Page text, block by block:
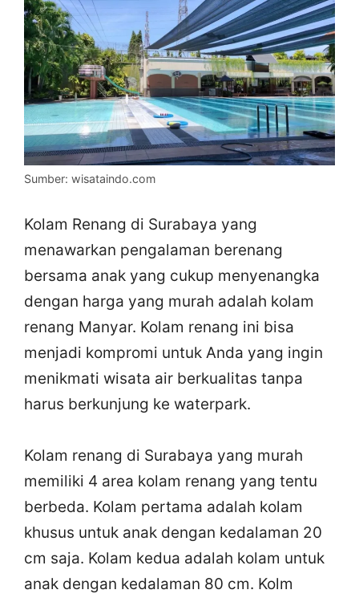
Sumber: wisataindo.com
Kolam Renang di Surabaya yang
menawarkan pengalaman berenang
bersama anak yang cukup menyenangka
dengan harga yang murah adalah kolam
renang Manyar. Kolam renang ini bisa
menjadi kompromi untuk Anda yang ingin
menikmati wisata air berkualitas tanpa
harus berkunjung ke waterpark.
Kolam renang di Surabaya yang murah
memiliki 4 area kolam renang yang tentu
berbeda. Kolam pertama adalah kolam
khusus untuk anak dengan kedalaman 20
cm saja. Kolam kedua adalah kolam untuk
anak dengan kedalaman 80 cm. Kolm